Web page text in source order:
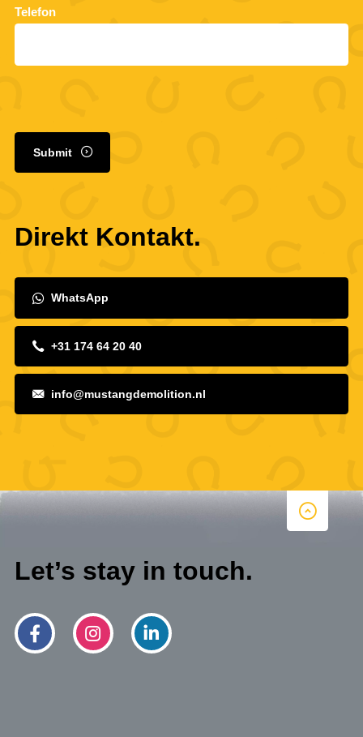
Telefon
Submit
Direkt Kontakt.
WhatsApp
+31 174 64 20 40
info@mustangdemolition.nl
Let’s stay in touch.